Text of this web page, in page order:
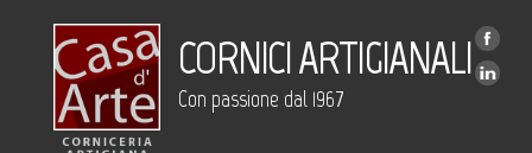
CORNICI ARTIGIANALI
Con passione dal 1967